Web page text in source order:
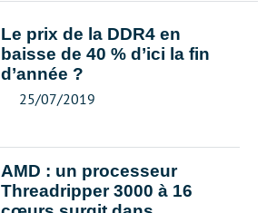
Le prix de la DDR4 en
baisse de 40 % d’ici la fin
d’année ?
25/07/2019
AMD : un processeur
Threadripper 3000 à 16